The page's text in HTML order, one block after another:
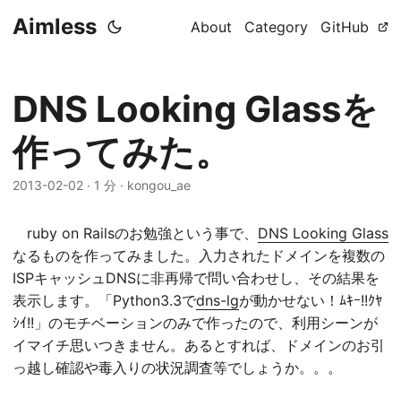
Aimless About Category GitHub
DNS Looking Glassを
作ってみた。
2013-02-02 · 1 分 · kongou_ae
ruby on Railsのお勉強という事で、 DNS Looking Glass
なるものを作ってみました。入力されたドメインを複数の
ISPキャッシュDNSに非再帰で問い合わせし、その結果を
表示します。「Python3.3でdns-lgが動かせない！ﾑｷｰ!!ｸﾔ
ｼｲ!!」のモチベーションのみで作ったので、利用シーンが
イマイチ思いつきません。あるとすれば、ドメインのお引
っ越し確認や毒入りの状況調査等でしょうか。。。